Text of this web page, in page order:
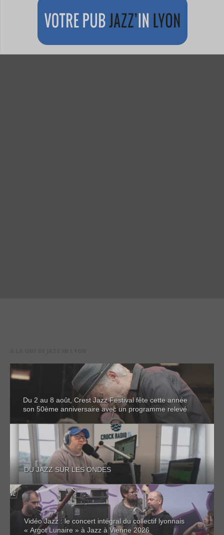
Du 2 au 8 août, Crest Jazz Festival fête cette année
son 50ème anniversaire avec un programme relevé
DU JAZZ SUR LES ONDES
Vidéo Jazz : le concert intégral du collectif lyonnais
« Argot Lunaire » à Jazz à Vienne 2026